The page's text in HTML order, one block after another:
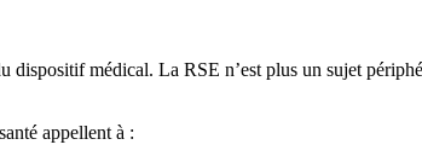
médical. La RSE n’est plus un sujet
appellent à :